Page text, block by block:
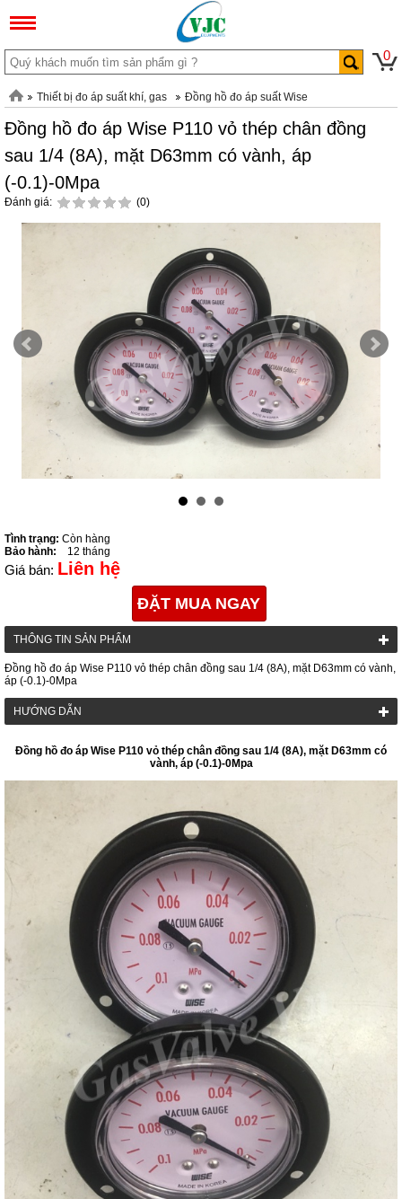
0
Thiết bị đo áp suất khí, gas Đồng hồ đo áp suất Wise
Đồng hồ đo áp Wise P110 vỏ thép chân đồng
sau 1/4 (8A), mặt D63mm có vành, áp
(-0.1)-0Mpa
Đánh giá: (0)
Tình trạng: Còn hàng
Bảo hành:
12 tháng
Giá bán: Liên hệ
ĐẶT MUA NGAY
THÔNG TIN SẢN PHẨM
Đồng hồ đo áp Wise P110 vỏ thép chân đồng sau 1/4 (8A), mặt D63mm có vành,
áp (-0.1)-0Mpa
HƯỚNG DẪN
Đồng hồ đo áp Wise P110 vỏ thép chân đồng sau 1/4 (8A), mặt D63mm có
vành, áp (-0.1)-0Mpa